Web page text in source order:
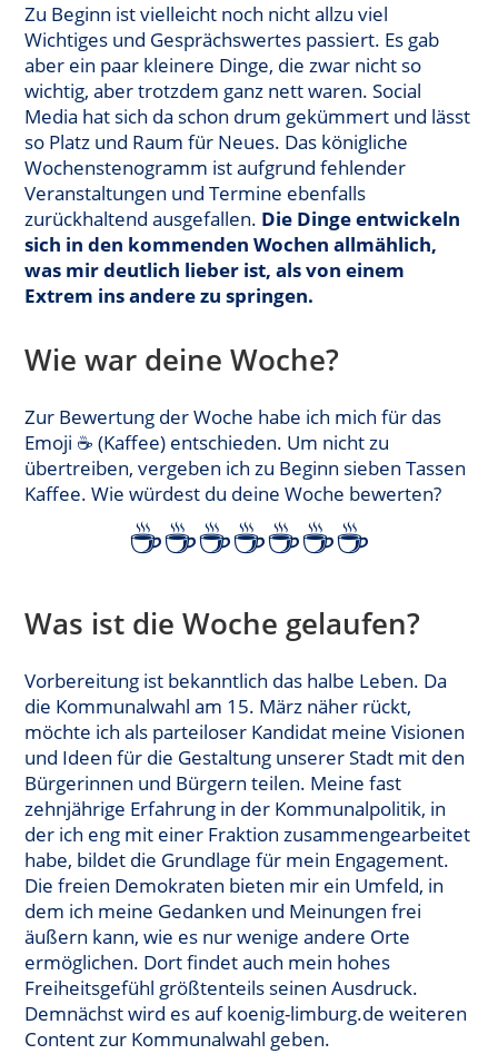
Zu Beginn ist vielleicht noch nicht allzu viel
Wichtiges und Gesprächswertes passiert. Es gab
aber ein paar kleinere Dinge, die zwar nicht so
wichtig, aber trotzdem ganz nett waren. Social
Media hat sich da schon drum gekümmert und lässt
so Platz und Raum für Neues. Das königliche
Wochenstenogramm ist aufgrund fehlender
Veranstaltungen und Termine ebenfalls
zurückhaltend ausgefallen. Die Dinge entwickeln
sich in den kommenden Wochen allmählich,
was mir deutlich lieber ist, als von einem
Extrem ins andere zu springen.
Wie war deine Woche?
Zur Bewertung der Woche habe ich mich für das
Emoji ☕️ (Kaffee) entschieden. Um nicht zu
übertreiben, vergeben ich zu Beginn sieben Tassen
Kaffee. Wie würdest du deine Woche bewerten?
☕️☕️☕️☕️☕️☕️☕️
Was ist die Woche gelaufen?
Vorbereitung ist bekanntlich das halbe Leben. Da
die Kommunalwahl am 15. März näher rückt,
möchte ich als parteiloser Kandidat meine Visionen
und Ideen für die Gestaltung unserer Stadt mit den
Bürgerinnen und Bürgern teilen. Meine fast
zehnjährige Erfahrung in der Kommunalpolitik, in
der ich eng mit einer Fraktion zusammengearbeitet
habe, bildet die Grundlage für mein Engagement.
Die freien Demokraten bieten mir ein Umfeld, in
dem ich meine Gedanken und Meinungen frei
äußern kann, wie es nur wenige andere Orte
ermöglichen. Dort findet auch mein hohes
Freiheitsgefühl größtenteils seinen Ausdruck.
Demnächst wird es auf koenig-limburg.de weiteren
Content zur Kommunalwahl geben.